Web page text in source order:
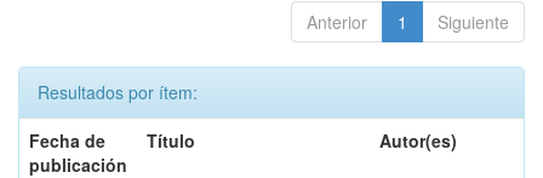
Anterior 1 Siguiente
Resultados por ítem:
Fecha de
publicación
Título Autor(es)